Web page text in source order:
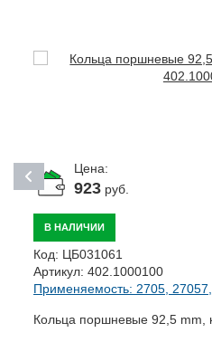
Цена:
923руб.
В НАЛИЧИИ
Код: ЦБ031061
Артикул: 402.1000100
Применяемость: 2705, 27057,
Кольца поршневые 92,5 mm,